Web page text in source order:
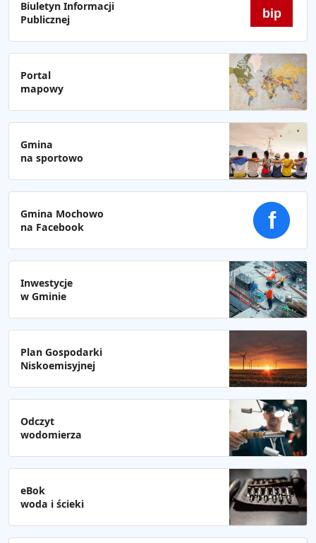
Biuletyn Informacji
Publicznej
bip
Portal
mapowy
Gmina
na sportowo
Gmina Mochowo
na Facebook
f
Inwestycje
w Gminie
Plan Gospodarki
Niskoemisyjnej
Odczyt
wodomierza
eBok
woda i ścieki